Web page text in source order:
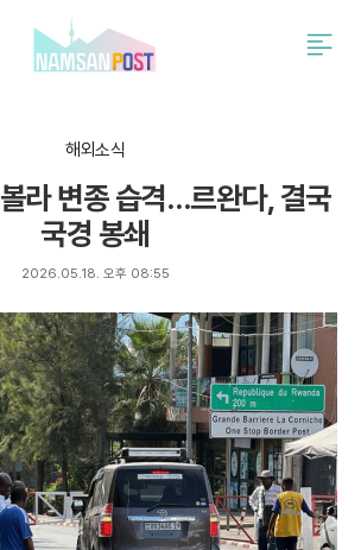
주
뉴
펼
해외소식
라 변종 습격…르완다, 결국
국경 봉쇄
2026.05.18. 오후 08:55